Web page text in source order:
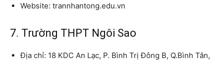
Website: trannhantong.edu.vn
7. Trường THPT Ngôi Sao
Địa chỉ: 18 KDC An Lạc, P. Bình Trị Đông B, Q.Bình Tân,